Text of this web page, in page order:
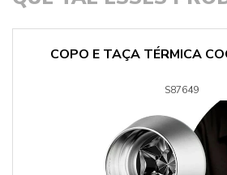
COPO E TAÇA TÉRMICA
S87649